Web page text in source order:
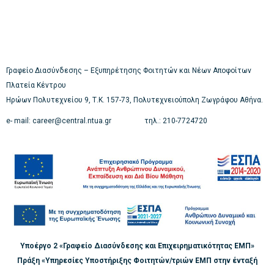
Γραφείο Διασύνδεσης – Εξυπηρέτησης Φοιτητών και Νέων Αποφοίτων
Πλατεία Κέντρου
Ηρώων Πολυτεχνείου 9, Τ.Κ. 157-73, Πολυτεχνειούπολη Ζωγράφου Αθήνα.
e- mail: career@central.ntua.gr τηλ.: 210-7724720
Υποέργο 2 «Γραφείο Διασύνδεσης και Επιχειρηματικότητας ΕΜΠ»
Πράξη «Υπηρεσίες Υποστήριξης Φοιτητών/τριών ΕΜΠ στην ένταξή